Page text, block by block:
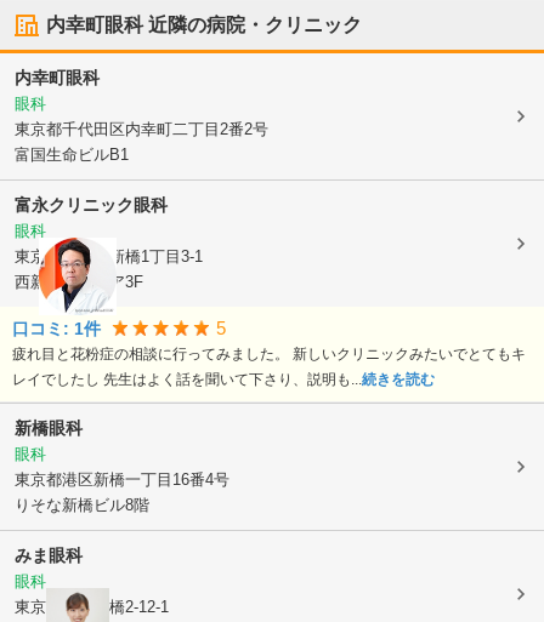
内幸町眼科近隣の病院・クリニック
内幸町眼科
眼科
東京都千代田区内幸町二丁目2番2号
富国生命ビルB1
富永クリニック眼科
眼科
東京都港区
西新橋1丁目3-1
西新橋スクエア3F
口コミ: 1件 5
疲れ目と花粉症の相談に行ってみました。 新しいクリニックみたいでとてもキ
レイでしたし 先生はよく話を聞いて下さり、説明も...続きを読む
新橋眼科
眼科
東京都港区新橋一丁目16番4号
りそな新橋ビル8階
みま眼科
眼科
東京都港区
新橋2-12-1